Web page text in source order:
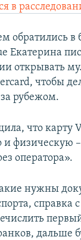
в
обратились
Екатерина
открывать
чтобы
рубежом.
что карту
физическую
оператора».
нужны
справка
дальше